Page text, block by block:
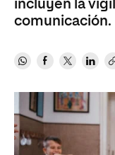
incluyen la
comunicación.